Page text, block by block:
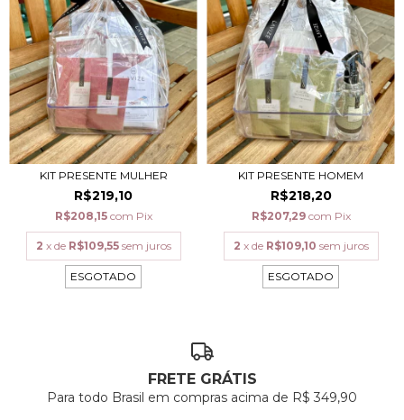
KIT PRESENTE MULHER
R$219,10
R$208,15 com Pix
2 x de R$109,55 sem juros
ESGOTADO
KIT PRESENTE HOMEM
R$218,20
R$207,29 com Pix
2 x de R$109,10 sem juros
ESGOTADO
FRETE GRÁTIS
Para todo Brasil em compras acima de R$ 349,90